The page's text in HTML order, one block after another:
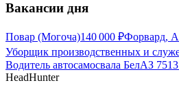
Вакансии дня
Повар (Могоча)140 000 ₽Форвард,
Уборщик производственных и
Водитель автосамосвала БелАЗ
HeadHunter